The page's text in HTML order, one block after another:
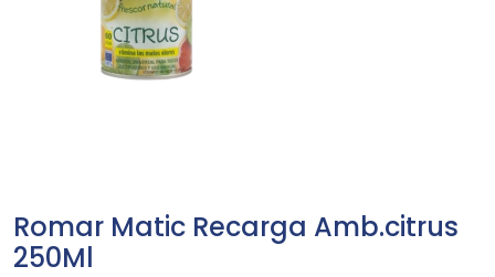
Romar Matic Recarga Amb.citrus
250Ml